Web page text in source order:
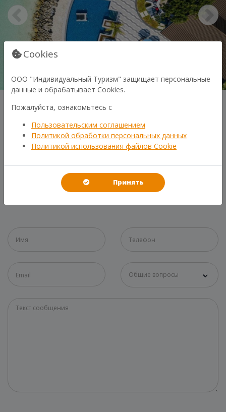
В СЛУЧАЕ ЧЕГО
СВЯЗЬ С НАМИ
Общие вопросы
Cookies
ООО "Индивидуальный Туризм" защищает персональные
данные и обрабатывает Cookies.
Пожалуйста, ознакомьтесь с
Пользовательским соглашением
Политикой обработки персональных данных
Политикой использования файлов Cookie
Принять